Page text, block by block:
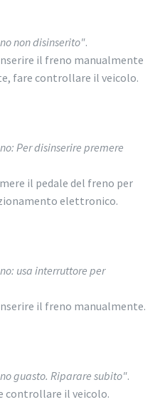
non disinserito".
il freno manualmente
fare controllare il veicolo.
Per disinserire premere
il pedale del freno per
elettronico.
usa interruttore per
il freno manualmente.
guasto. Riparare subito".
controllare il veicolo.